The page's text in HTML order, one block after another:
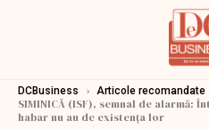
DCBusiness › Articole recomandate
SIMINICĂ (ISF), semnal de alarmă:
habar nu au de existența lor